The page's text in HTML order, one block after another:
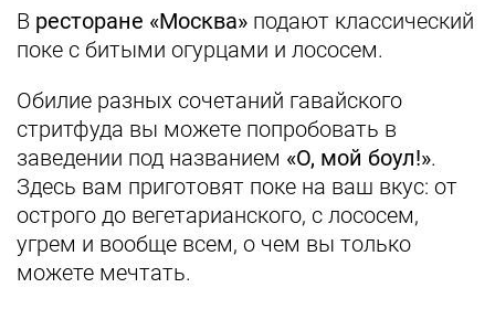
В ресторане «Москва» подают классический
поке с битыми огурцами и лососем.
Обилие разных сочетаний гавайского
стритфуда вы можете попробовать в
заведении под названием «О, мой боул!».
Здесь вам приготовят поке на ваш вкус: от
острого до вегетарианского, с лососем,
угрем и вообще всем, о чем вы только
можете мечтать.